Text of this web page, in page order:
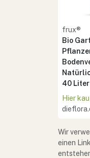
frux®
Bio
40 Liter
Hier
Wir
einen